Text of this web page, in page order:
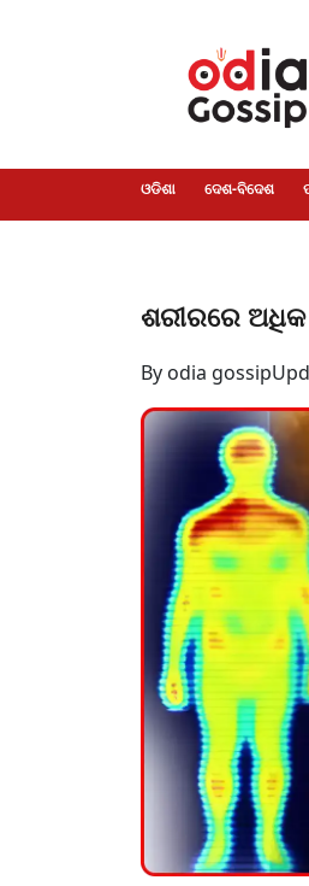
ଓଡିଶା ଦେଶ-ବିଦେଶ
ଶରୀରରେ ଅଧିକ
By odia gossip